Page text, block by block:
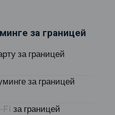
за границей
за границей
за границей
за границей